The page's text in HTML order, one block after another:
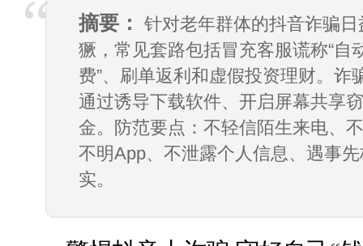
摘要：
针对老年群体的抖音诈骗日
獗，常见套路包括冒充客服谎称“自
费”、刷单返利和虚假投资理财。诈
通过诱导下载软件、开启屏幕共享
金。防范要点：不轻信陌生来电、
不明App、不泄露个人信息、遇事
实。